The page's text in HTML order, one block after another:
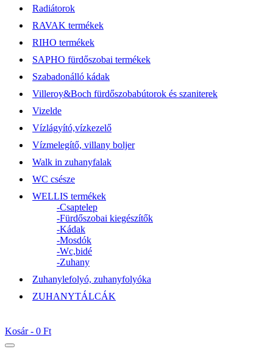
Radiátorok
RAVAK termékek
RIHO termékek
SAPHO fürdőszobai termékek
Szabadonálló kádak
Villeroy&Boch fürdőszobabútorok és szaniterek
Vizelde
Vízlágyító,vízkezelő
Vízmelegítő, villany boljer
Walk in zuhanyfalak
WC csésze
WELLIS termékek
-Csaptelep
-Fürdőszobai kiegészítők
-Kádak
-Mosdók
-Wc,bidé
-Zuhany
Zuhanylefolyó, zuhanyfolyóka
ZUHANYTÁLCÁK
Kosár - 0 Ft